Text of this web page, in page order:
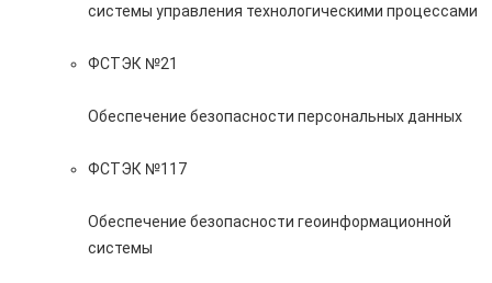
системы управления технологическими процессами
ФСТЭК №21
Обеспечение безопасности персональных данных
ФСТЭК №117
Обеспечение безопасности геоинформационной
системы